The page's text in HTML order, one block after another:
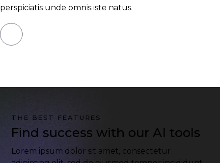
perspiciatis unde omnis iste natus.
THE BEST FEATURES
Find success with our AI tools
Lorem ipsum dolor sit amet, consectetur